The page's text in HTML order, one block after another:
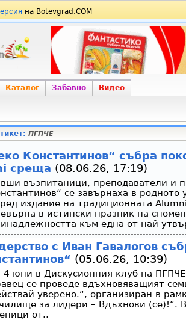
на Botevgrad.COM
Каталог Забавно Видео
ПГПЧЕ
Константинов“ събра
среща (08.06.26, 17:19)
възпитаници, преподаватели и
се завърнаха в родното
издание на традиционната
в истински празник на
към една от най-
с Иван Гавалогов
(05.06.26, 10:39)
4 юни в Дискусионния клуб на ПГПЧЕ
се проведе вдъхновяващият
уверено.“, организиран в
за лидери – Вдъхнови (се)!“.
от..